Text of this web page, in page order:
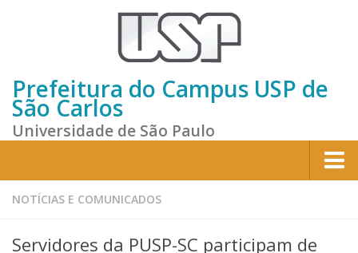
Prefeitura do Campus USP de
São Carlos
Universidade de São Paulo
Home
NOTÍCIAS E COMUNICADOS
Servidores da PUSP-SC participam de